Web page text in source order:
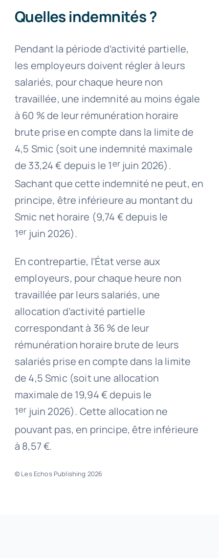
Quelles indemnités ?
Pendant la période d’activité partielle,
les employeurs doivent régler à leurs
salariés, pour chaque heure non
travaillée, une indemnité au moins égale
à 60 % de leur rémunération horaire
brute prise en compte dans la limite de
4,5 Smic (soit une indemnité maximale
de 33,24 € depuis le 1erjuin 2026).
Sachant que cette indemnité ne peut, en
principe, être inférieure au montant du
Smic net horaire (9,74 € depuis le
1er juin 2026).
En contrepartie, l’État verse aux
employeurs, pour chaque heure non
travaillée par leurs salariés, une
allocation d’activité partielle
correspondant à 36 % de leur
rémunération horaire brute de leurs
salariés prise en compte dans la limite
de 4,5 Smic (soit une allocation
maximale de 19,94 € depuis le
1er juin 2026). Cette allocation ne
pouvant pas, en principe, être inférieure
à 8,57 €.
© Les Echos Publishing 2026